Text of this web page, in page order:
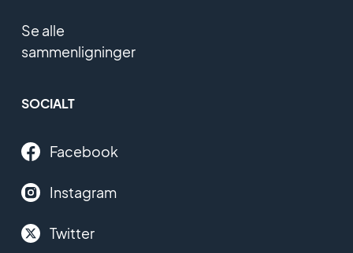
Se alle
sammenligninger
SOCIALT
Facebook
Instagram
Twitter